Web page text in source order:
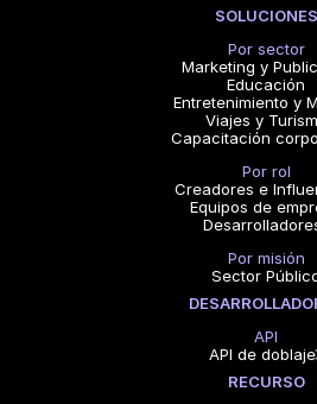
SOLUCIONES
Por sector
Marketing y
Educación
Entretenimiento y
Viajes y
Capacitación
Por rol
Creadores e
Equipos de
Por misión
Sector
API
API de doblaje
RECURSO